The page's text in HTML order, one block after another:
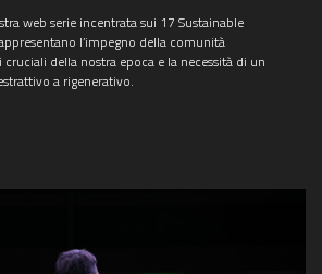
web serie incentrata sui 17 Sustainable
l’impegno della comunità
della nostra epoca e la necessità di un
a rigenerativo.